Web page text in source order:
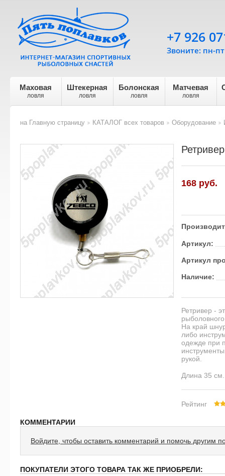
Маховая
ловля
Штекерная
ловля
Болонская
ловля
Матчевая
ловля
+7 926
Звоните: пн-
на Главную страницу
КАТАЛОГ всех товаров
Оборудование
168 руб.
Артикул:
Артикул
Наличие:
Ретривер -
На край
либо
одежде при
рукой.
Длина 35 см.
Рейтинг
КОММЕНТАРИИ
Войдите, чтобы оставить комментарий и помочь другим
ПОКУПАТЕЛИ ЭТОГО ТОВАРА ТАК ЖЕ ПРИОБРЕЛИ: